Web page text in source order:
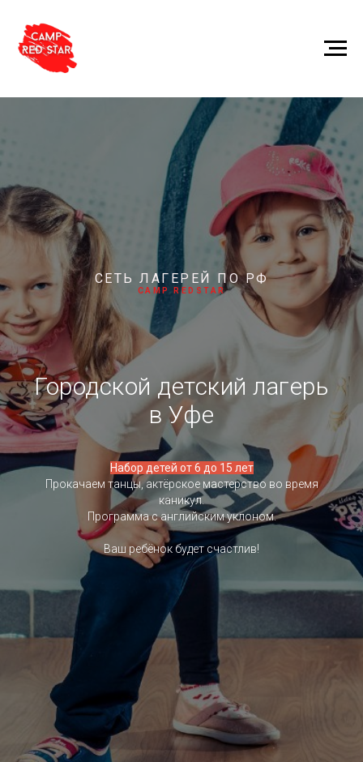
СЕТЬ ЛАГЕРЕЙ ПО РФ
CAMP REDSTAR
Городской детский лагерь
в Уфе
Набор детей от 6 до 15 лет
Прокачаем танцы, актёрское мастерство во время
каникул.
Программа с английским уклоном.
Ваш ребёнок будет счастлив!